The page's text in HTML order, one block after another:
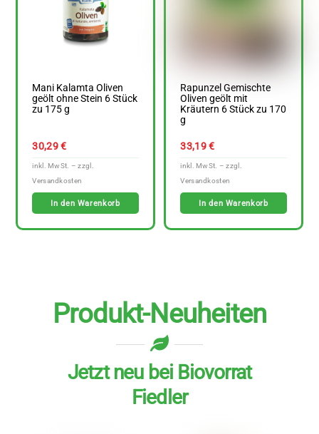
Mani Kalamta Oliven
geölt ohne Stein 6 Stück
zu 175 g
30,29€
In den Warenkorb
Rapunzel Gemischte
Oliven geölt mit
Kräutern 6 Stück zu 170
g
33,19€
In den Warenkorb
Produkt-Neuheiten
Jetzt neu bei Biovorrat
Fiedler